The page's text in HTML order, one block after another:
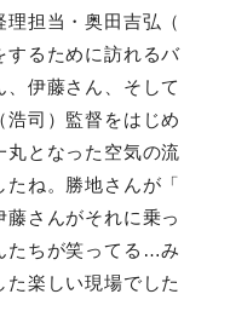
担当・奥田吉弘（
するために訪れるバ
伊藤さん、そして
浩司）監督をはじめ
丸となった空気の流
たね。勝地さんが「
藤さんがそれに乗っ
たちが笑ってる…み
楽しい現場でした